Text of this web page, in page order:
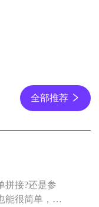
全部推荐
拼接?还是参
能很简单，下